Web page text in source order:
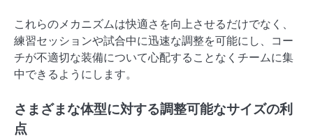
これらのメカニズムは快適さを向上させるだけでなく、
練習セッションや試合中に迅速な調整を可能にし、コー
チが不適切な装備について心配することなくチームに集
中できるようにします。
さまざまな体型に対する調整可能なサイズの利
点